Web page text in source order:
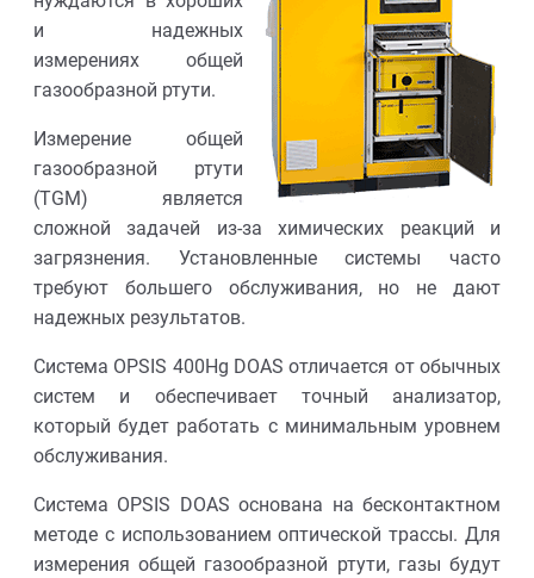
и надежных
измерениях общей
газообразной ртути.
Измерение общей
газообразной ртути
(TGM) является
сложной задачей из-за химических реакций и
загрязнения. Установленные системы часто
требуют большего обслуживания, но не дают
надежных результатов.
Система OPSIS 400Hg DOAS отличается от обычных
систем и обеспечивает точный анализатор,
который будет работать с минимальным уровнем
обслуживания.
Система OPSIS DOAS основана на бесконтактном
методе с использованием оптической трассы. Для
измерения общей газообразной ртути, газы будут